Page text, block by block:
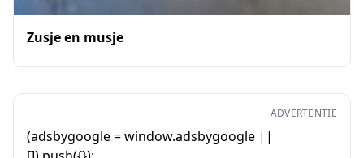
Zusje en musje
ADVERTENTIE
(adsbygoogle = window.adsbygoogle ||